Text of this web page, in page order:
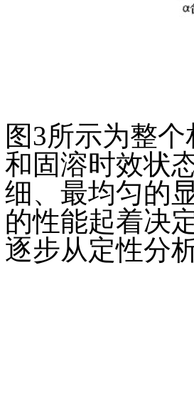
图3所示为整
和固溶时效状
细、最均匀的
的性能起着决
逐步从定性分